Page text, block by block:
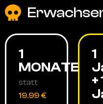
1
MONATE
statt
19.99 €
1
+